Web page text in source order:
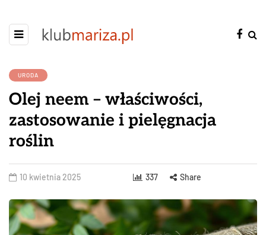
URODA
Olej neem – właściwości,
zastosowanie i pielęgnacja
roślin
10 kwietnia 2025 337 Share